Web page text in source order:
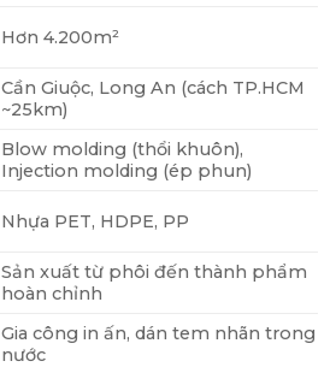
Hơn 4.200m²
Cần Giuộc, Long An (cách TP.HCM
~25km)
Blow molding (thổi khuôn),
Injection molding (ép phun)
Nhựa PET, HDPE, PP
Sản xuất từ phôi đến thành phẩm
hoàn chỉnh
Gia công in ấn, dán tem nhãn trong
nước